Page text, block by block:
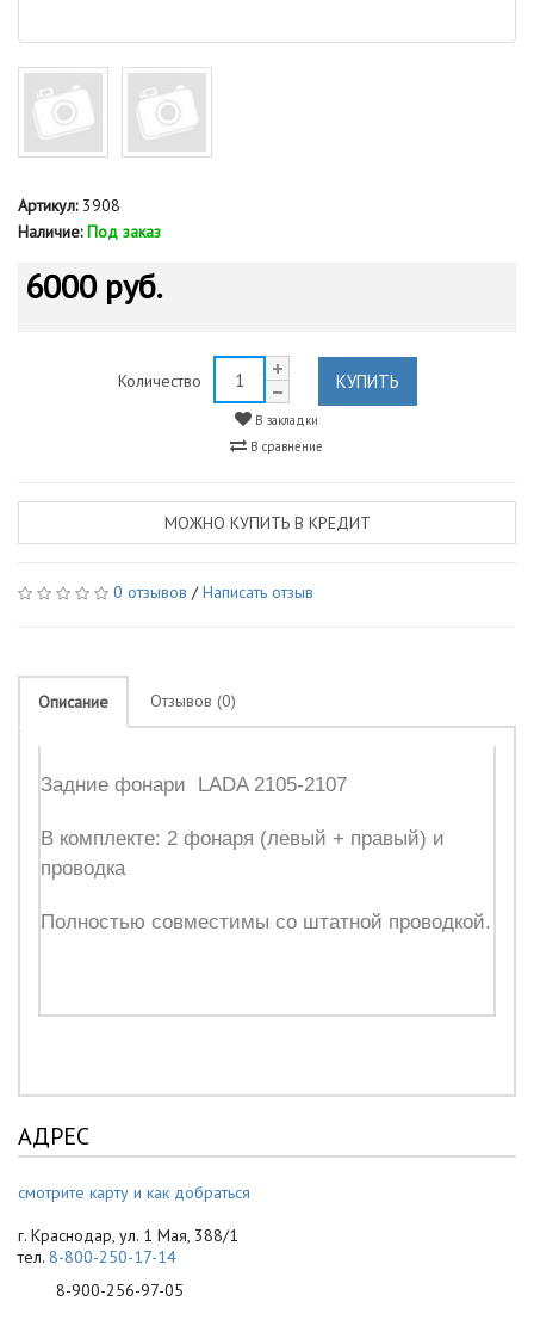
Артикул:3908
Наличие: Под заказ
6000 руб.
Количество КУПИТЬ
В закладки
В сравнение
МОЖНО КУПИТЬ В КРЕДИТ
0 отзывов /Написать отзыв
Описание Отзывов (0)
Задние фонари LADA 2105-2107
В комплекте: 2 фонаря (левый + правый) и
проводка
Полностью совместимы со штатной проводкой.
АДРЕС
смотрите карту и как добраться
г. Краснодар, ул. 1 Мая, 388/1
тел. 8-800-250-17-14
8-900-256-97-05